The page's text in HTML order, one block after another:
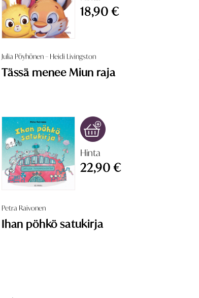
18,90 €
Julia Pöyhönen – Heidi Livingston
Tässä menee Miun raja
Hinta
22,90 €
Petra Raivonen
Ihan pöhkö satukirja